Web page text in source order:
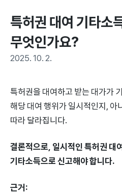
특허권 대여 기타소
무엇인가요?
2025. 10. 2.
특허권을 대여하고 받는 대가가
해당 대여 행위가 일시적인지,
따라 달라집니다.
결론적으로, 일시적인 특허권 대
기타소득으로 신고해야 합니다.
근거: